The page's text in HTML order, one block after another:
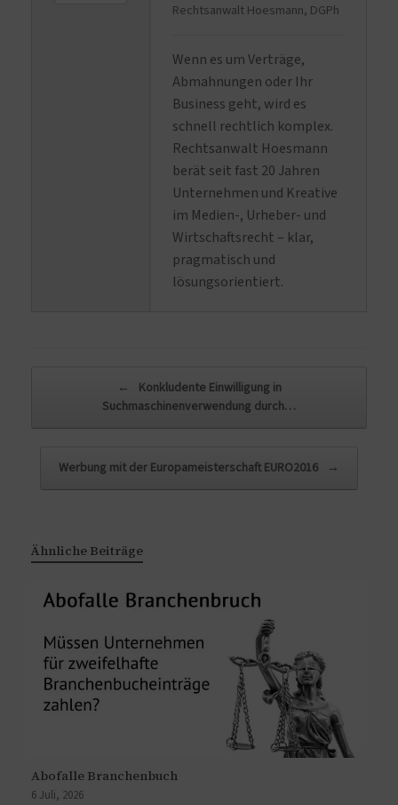
Rechtsanwalt Hoesmann, DGPh
Wenn es um Verträge,
Abmahnungen oder Ihr
Business geht, wird es
schnell rechtlich komplex.
Rechtsanwalt Hoesmann
berät seit fast 20 Jahren
Unternehmen und Kreative
im Medien-, Urheber- und
Wirtschaftsrecht – klar,
pragmatisch und
lösungsorientiert.
←
Konkludente Einwilligung in
Suchmaschinenverwendung durch…
Werbung mit der Europameisterschaft EURO2016 →
Ähnliche Beiträge
Abofalle Branchenbuch
6 Juli, 2026